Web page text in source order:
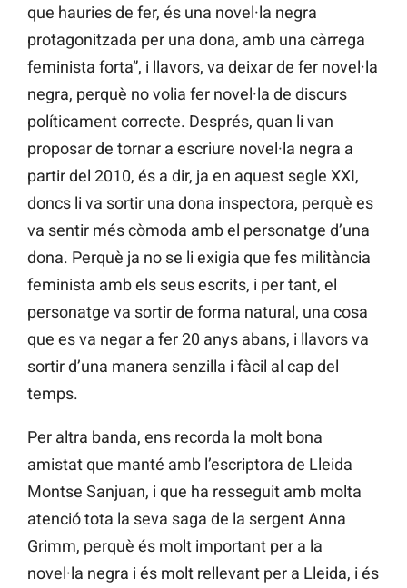
que hauries de fer, és una novel·la negra
protagonitzada per una dona, amb una càrrega
feminista forta”, i llavors, va deixar de fer novel·la
negra, perquè no volia fer novel·la de discurs
políticament correcte. Després, quan li van
proposar de tornar a escriure novel·la negra a
partir del 2010, és a dir, ja en aquest segle XXI,
doncs li va sortir una dona inspectora, perquè es
va sentir més còmoda amb el personatge d’una
dona. Perquè ja no se li exigia que fes militància
feminista amb els seus escrits, i per tant, el
personatge va sortir de forma natural, una cosa
que es va negar a fer 20 anys abans, i llavors va
sortir d’una manera senzilla i fàcil al cap del
temps.
Per altra banda, ens recorda la molt bona
amistat que manté amb l’escriptora de Lleida
Montse Sanjuan, i que ha resseguit amb molta
atenció tota la seva saga de la sergent Anna
Grimm, perquè és molt important per a la
novel·la negra i és molt rellevant per a Lleida, i és